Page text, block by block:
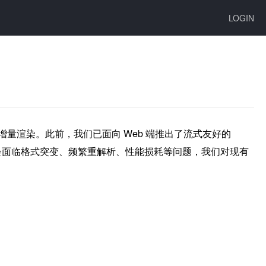
LOGIN
渲染。此前，我们已面向 Web 端推出了流式友好的
临格式突变、频繁重解析、性能损耗等问题，我们对现有